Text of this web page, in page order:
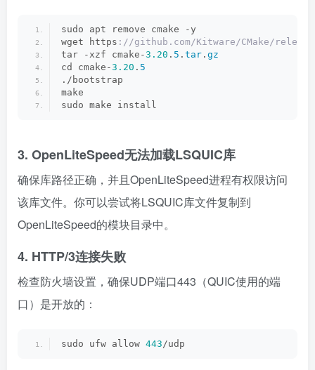
sudo apt remove cmake -y
wget https ://github.com/Kitware/CMake/
tar -xzf cmake-3.20 . 5 . tar . gz
cd cmake-3.20 . 5
./bootstrap
make
sudo make install
3. OpenLiteSpeed无法加载LSQUIC库
确保库路径正确，并且OpenLiteSpeed进程有权限访问
该库文件。你可以尝试将LSQUIC库文件复制到
OpenLiteSpeed的模块目录中。
4. HTTP/3连接失败
检查防火墙设置，确保UDP端口443（QUIC使用的端
口）是开放的：
sudo ufw allow 443/udp